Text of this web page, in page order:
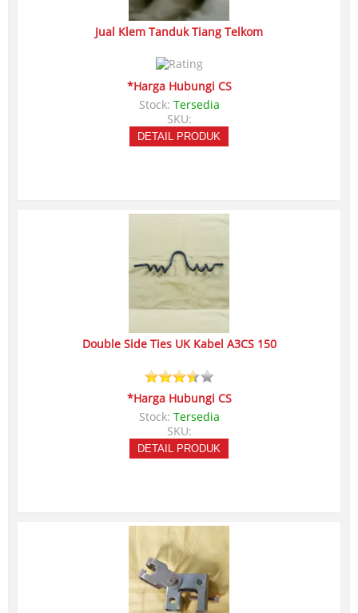
Jual Klem Tanduk Tiang Telkom
*Harga Hubungi CS
Stock: Tersedia
SKU:
DETAIL PRODUK
Double Side Ties UK Kabel A3CS 150
*Harga Hubungi CS
Stock: Tersedia
SKU:
DETAIL PRODUK